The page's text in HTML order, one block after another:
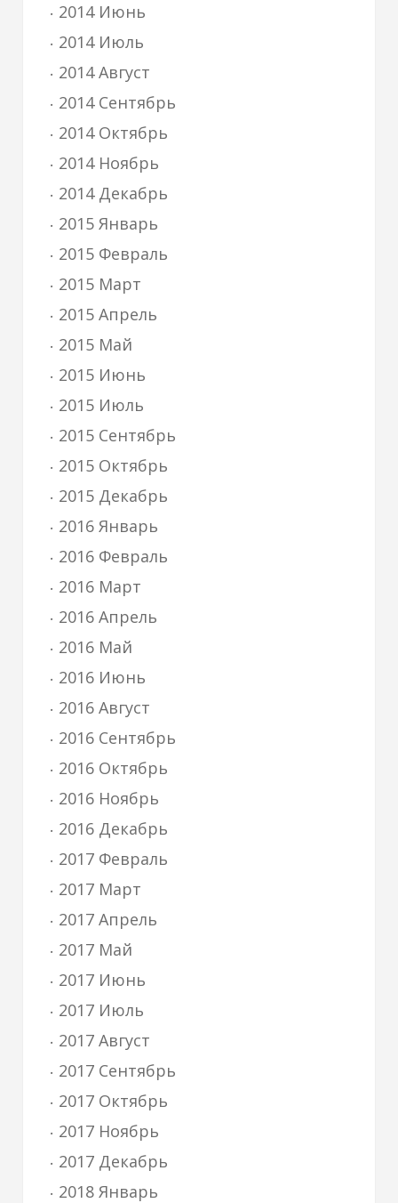
2014 Июнь
2014 Июль
2014 Август
2014 Сентябрь
2014 Октябрь
2014 Ноябрь
2014 Декабрь
2015 Январь
2015 Февраль
2015 Март
2015 Апрель
2015 Май
2015 Июнь
2015 Июль
2015 Сентябрь
2015 Октябрь
2015 Декабрь
2016 Январь
2016 Февраль
2016 Март
2016 Апрель
2016 Май
2016 Июнь
2016 Август
2016 Сентябрь
2016 Октябрь
2016 Ноябрь
2016 Декабрь
2017 Февраль
2017 Март
2017 Апрель
2017 Май
2017 Июнь
2017 Июль
2017 Август
2017 Сентябрь
2017 Октябрь
2017 Ноябрь
2017 Декабрь
2018 Январь